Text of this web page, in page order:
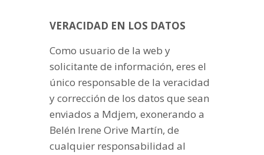
VERACIDAD EN LOS DATOS
Como usuario de la web y
solicitante de información, eres el
único responsable de la veracidad
y corrección de los datos que sean
enviados a Mdjem, exonerando a
Belén Irene Orive Martín, de
cualquier responsabilidad al